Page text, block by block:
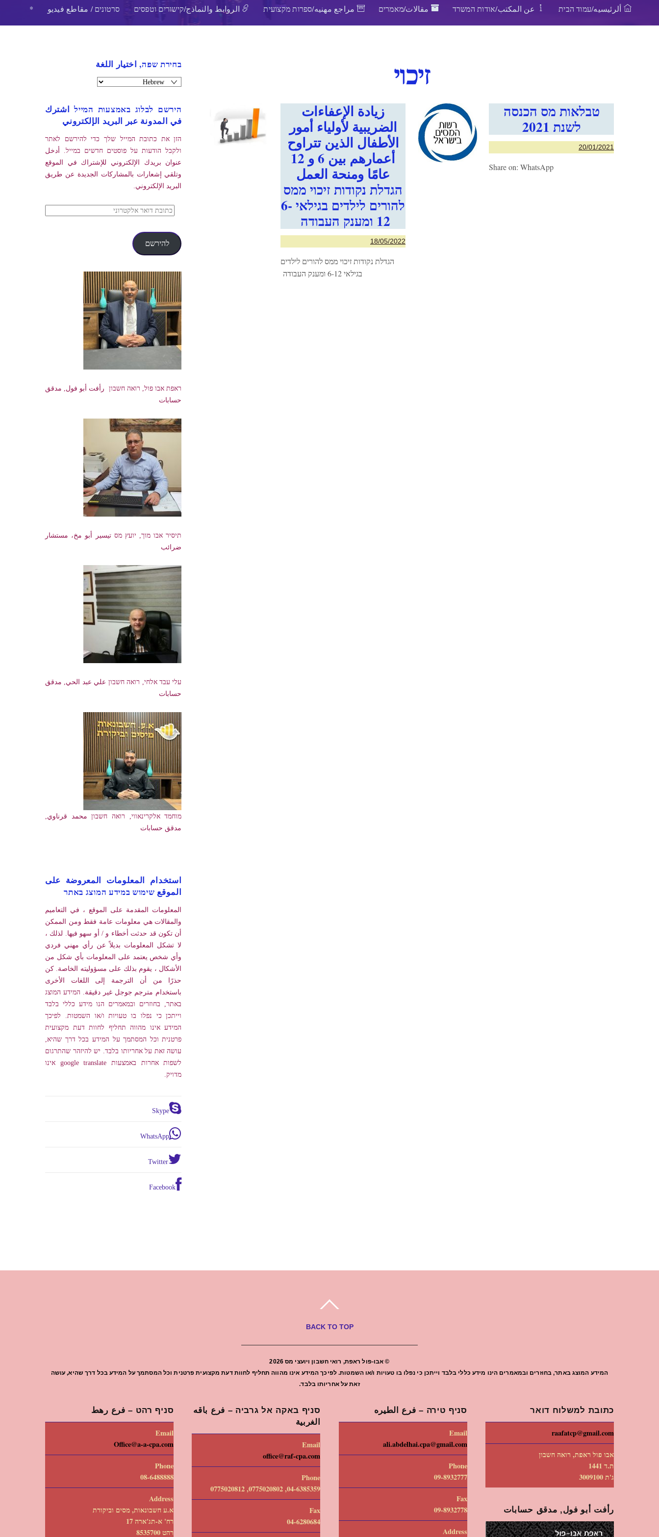
ألرئيسيه/עמוד הבית عن المكتب/אודות המשרד مقالات/מאמרים مراجع مهنيه/ספרות מקצועית الروابط والنماذج/קישורים וטפסים סרטונים / مقاطع فيديو *
זיכוי
زيادة الإعفاءات
الضريبية لأولياء أمور
الأطفال الذين تتراوح
أعمارهم بين 6 و 12
عامًا ومنحة العمل
הגדלת נקודות זיכוי ממס
להורים לילדים בגילאי 6-
12 ומענק העבודה
18/05/2022
הגדלת נקודות זיכוי ממס להורים לילדים
בגילאי 6-12 ומענק העבודה
טבלאות מס הכנסה
לשנת 2021
20/01/2021
Share on: WhatsApp
בחירת שפה, اختيار اللغة
הירשם לבלוג באמצעות המייל اشترك
في المدونة عبر البريد الإلكتروني
הזן את כתובת המייל שלך כדי להירשם לאתר
ולקבל הודעות על פוסטים חדשים במייל. أدخل
عنوان بريدك الإلكتروني للإشتراك في الموقع
وتلقي إشعارات بالمشاركات الجديدة عن طريق
البريد الإلكتروني.
כתובת
אלקטרוני
להירשם
ראפת אבו פול, רואה חשבון رأفت أبو فول, مدقق
حسابات
תיסיר אבו מוך, יועץ מס تيسير أبو مخ، مستشار
ضرائب
עלי עבד אלחי, רואה חשבון علي عبد الحي, مدقق
حسابات
מוחמד אלקרינאווי, רואה חשבון محمد قرناوي,
مدقق حسابات
استخدام المعلومات المعروضة على
الموقع שימוש במידע המוצג באתר
المعلومات المقدمة على الموقع ، في التعاميم
والمقالات هي معلومات عامة فقط ومن الممكن
أن تكون قد حدثت أخطاء و / أو سهو فيها. لذلك ،
لا تشكل المعلومات بديلاً عن رأي مهني فردي
وأي شخص يعتمد على المعلومات بأي شكل من
الأشكال ، يقوم بذلك على مسؤوليته الخاصة. كن
حذرًا من أن الترجمة إلى اللغات الأخرى
باستخدام مترجم جوجل غير دقيقة. המידע המוצג
באתר, בחוזרים ובמאמרים הנו מידע כללי בלבד
וייתכן כי נפלו בו טעויות ו/או השמטות. לפיכך
המידע אינו מהווה תחליף לחוות דעת מקצועית
פרטנית וכל המסתמך על המידע בכל דרך שהיא,
עושה זאת על אחריותו בלבד. יש להיזהר שהתרגום
לשפות אחרות באמצעות google translate אינו
מדויק.
Skype
WhatsApp
Twitter
Facebook
BACK TO TOP
© אבו-פול ראפת, רואי חשבון ויועצי מס2026
המידע המוצג באתר, בחוזרים ובמאמרים הינו מידע כללי בלבד וייתכן כי נפלו בו טעויות ו/או השמטות. לפיכך המידע אינו מהווה תחליף לחוות דעת מקצועית פרטנית וכל המסתמך על המידע בכל דרך שהיא, עושה
זאת על אחריותו בלבד.
כתובת למשלוח דואר
raafatcp@gmail.com
אבו פול ראפת, רואה חשבון
ת.ד 1441
ג'ת 3009100
رأفت أبو فول, مدقق حسابات
סניף טירה – فرع الطيره
Email
ali.abdelhai.cpa@gmail.com
Phone
09-8932777
Fax
09-8932778
Address
סניף באקה אל גרביה – فرع باقه
الغربية
Email
office@raf-cpa.com
Phone
04-6385359, 0775020802, 0775020812
Fax
04-6280684
סניף רהט – فرع رهط
Email
Office@a-a-cpa.com
Phone
08-6488888
Address
א.ע חשבונאות, מסים וביקורת
רח' א-תג'ארה 17
רהט 8535700